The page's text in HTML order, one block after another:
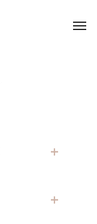
+
+